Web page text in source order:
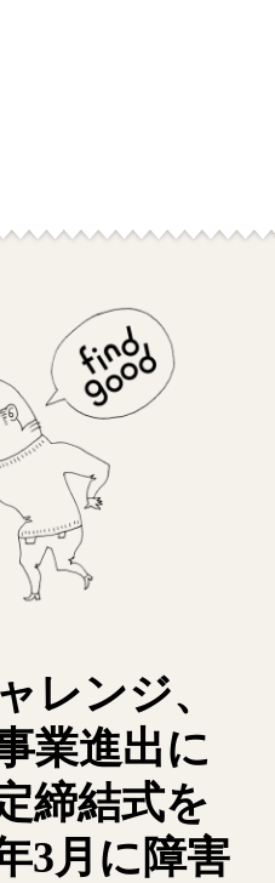
レンジ、
業進出に
締結式を
3月に障害